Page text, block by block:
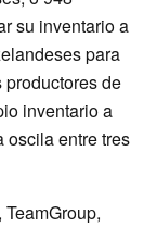
su inventario a
para
de
inventario a
oscila entre tres